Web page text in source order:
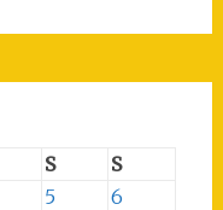
S
S
5
6